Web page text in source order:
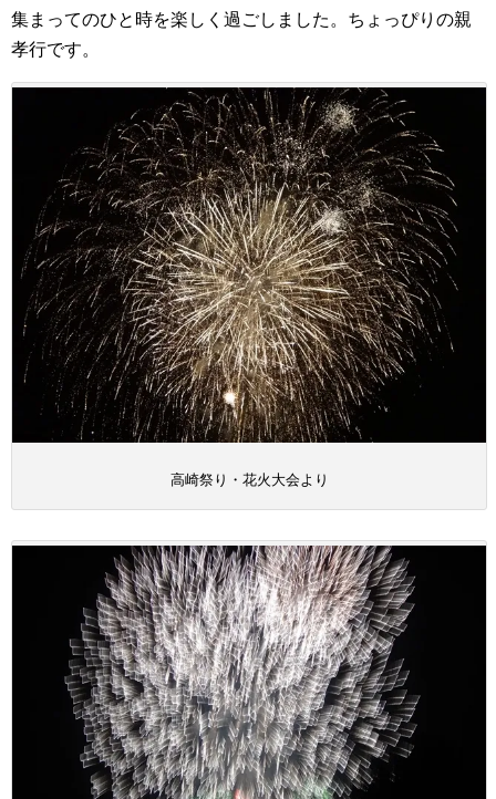
集まってのひと時を楽しく過ごしました。ちょっぴりの親
孝行です。
高崎祭り・花火大会より